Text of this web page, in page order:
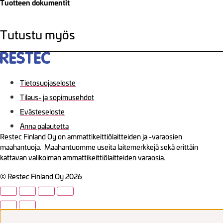
Tuotteen dokumentit
Tutustu myös
Tietosuojaseloste
Tilaus- ja sopimusehdot
Evästeseloste
Anna palautetta
Restec Finland Oy on ammattikeittiölaitteiden ja -varaosien
maahantuoja. Maahantuomme useita laitemerkkejä sekä erittäin
kattavan valikoiman ammattikeittiölaitteiden varaosia.
© Restec Finland Oy 2026